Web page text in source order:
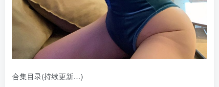
合集目录(持续更新…)